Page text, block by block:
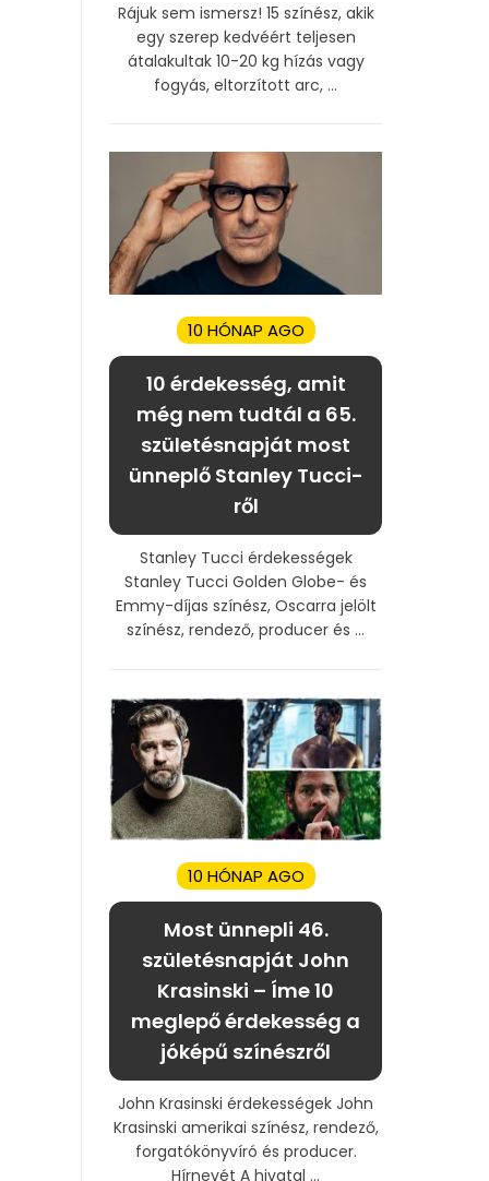
Rájuk sem ismersz! 15 színész, akik
egy szerep kedvéért teljesen
átalakultak 10-20 kg hízás vagy
fogyás, eltorzított arc, ...
10 HÓNAP AGO
10 érdekesség, amit
még nem tudtál a 65.
születésnapját most
ünneplő Stanley Tucci-
ről
Stanley Tucci érdekességek
Stanley Tucci Golden Globe- és
Emmy-díjas színész, Oscarra jelölt
színész, rendező, producer és ...
10 HÓNAP AGO
Most ünnepli 46.
születésnapját John
Krasinski – Íme 10
meglepő érdekesség a
jóképű színészről
John Krasinski érdekességek John
Krasinski amerikai színész, rendező,
forgatókönyvíró és producer.
Hírnevét A hivatal ...